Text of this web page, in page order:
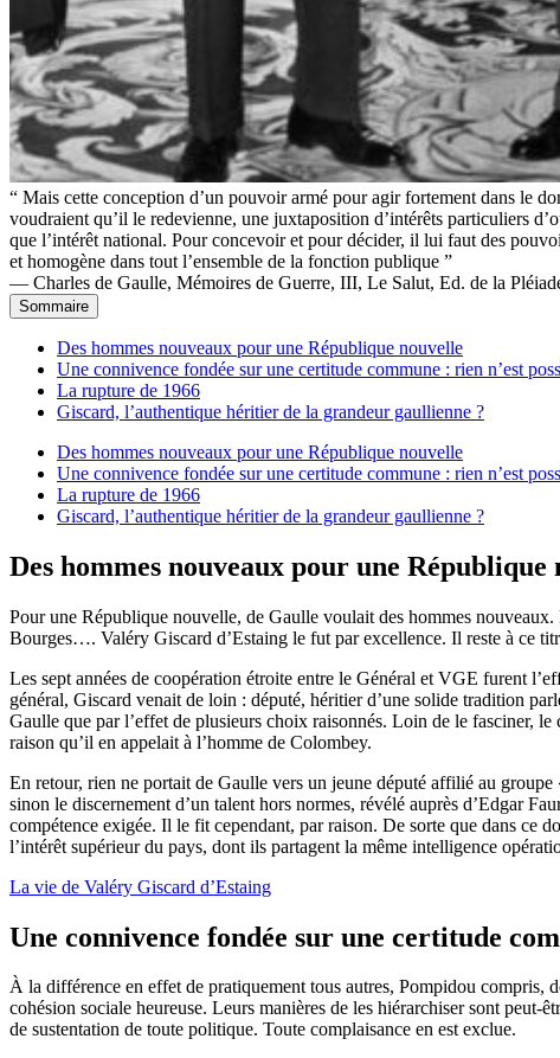
“ Mais cette conception d’un pouvoir armé pour agir fortement dans le
voudraient qu’il le redevienne, une juxtaposition d’intérêts particuliers
que l’intérêt national. Pour concevoir et pour décider, il lui faut des
et homogène dans tout l’ensemble de la fonction publique ”
— Charles de Gaulle, Mémoires de Guerre, III, Le Salut, Ed. de la
Sommaire
Des hommes nouveaux pour une République nouvelle
Une connivence fondée sur une certitude commune : rien n’est
La rupture de 1966
Giscard, l’authentique héritier de la grandeur gaullienne ?
Des hommes nouveaux pour une République nouvelle
Une connivence fondée sur une certitude commune : rien n’est
La rupture de 1966
Giscard, l’authentique héritier de la grandeur gaullienne ?
Des hommes nouveaux pour une République
Pour une République nouvelle, de Gaulle voulait des hommes
Bourges…. Valéry Giscard d’Estaing le fut par excellence. Il reste à ce
Les sept années de coopération étroite entre le Général et VGE furent
général, Giscard venait de loin : député, héritier d’une solide tradition
Gaulle que par l’effet de plusieurs choix raisonnés. Loin de le fasciner,
raison qu’il en appelait à l’homme de Colombey.
En retour, rien ne portait de Gaulle vers un jeune député affilié au
sinon le discernement d’un talent hors normes, révélé auprès d’Edgar
compétence exigée. Il le fit cependant, par raison. De sorte que dans ce
l’intérêt supérieur du pays, dont ils partagent la même intelligence
La vie de Valéry Giscard d’Estaing
Une connivence fondée sur une certitude
À la différence en effet de pratiquement tous autres, Pompidou compris,
cohésion sociale heureuse. Leurs manières de les hiérarchiser sont
de sustentation de toute politique. Toute complaisance en est exclue.